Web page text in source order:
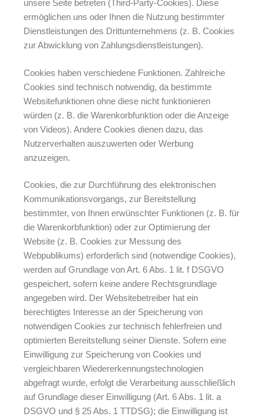
unsere Seite betreten (Third-Party-Cookies). Diese
ermöglichen uns oder Ihnen die Nutzung bestimmter
Dienstleistungen des Drittunternehmens (z. B. Cookies
zur Abwicklung von Zahlungsdienstleistungen).
Cookies haben verschiedene Funktionen. Zahlreiche
Cookies sind technisch notwendig, da bestimmte
Websitefunktionen ohne diese nicht funktionieren
würden (z. B. die Warenkorbfunktion oder die Anzeige
von Videos). Andere Cookies dienen dazu, das
Nutzerverhalten auszuwerten oder Werbung
anzuzeigen.
Cookies, die zur Durchführung des elektronischen
Kommunikationsvorgangs, zur Bereitstellung
bestimmter, von Ihnen erwünschter Funktionen (z. B. für
die Warenkorbfunktion) oder zur Optimierung der
Website (z. B. Cookies zur Messung des
Webpublikums) erforderlich sind (notwendige Cookies),
werden auf Grundlage von Art. 6 Abs. 1 lit. f DSGVO
gespeichert, sofern keine andere Rechtsgrundlage
angegeben wird. Der Websitebetreiber hat ein
berechtigtes Interesse an der Speicherung von
notwendigen Cookies zur technisch fehlerfreien und
optimierten Bereitstellung seiner Dienste. Sofern eine
Einwilligung zur Speicherung von Cookies und
vergleichbaren Wiedererkennungstechnologien
abgefragt wurde, erfolgt die Verarbeitung ausschließlich
auf Grundlage dieser Einwilligung (Art. 6 Abs. 1 lit. a
DSGVO und § 25 Abs. 1 TTDSG); die Einwilligung ist